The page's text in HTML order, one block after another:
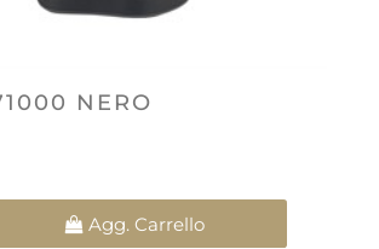
NERO
Agg. Carrello